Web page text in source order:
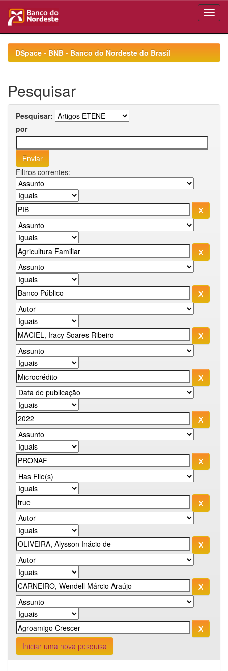
navigationDSpace - BNB - Banco do Nordeste do Brasil
Pesquisar
Pesquisar:
por
Filtros correntes:
Iniciar uma nova pesquisa